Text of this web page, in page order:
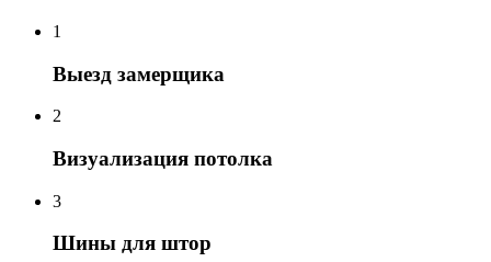
1
Выезд замерщика
2
Визуализация потолка
3
Шины для штор